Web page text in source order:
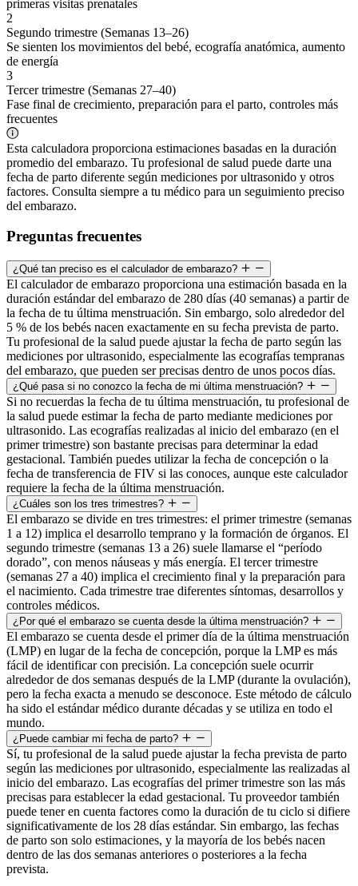
primeras visitas prenatales
2
Segundo trimestre (Semanas 13–26)
Se sienten los movimientos del bebé, ecografía anatómica, aumento
de energía
3
Tercer trimestre (Semanas 27–40)
Fase final de crecimiento, preparación para el parto, controles más
frecuentes
Esta calculadora proporciona estimaciones basadas en la duración
promedio del embarazo. Tu profesional de salud puede darte una
fecha de parto diferente según mediciones por ultrasonido y otros
factores. Consulta siempre a tu médico para un seguimiento preciso
del embarazo.
Preguntas frecuentes
¿Qué tan preciso es el calculador de embarazo?
El calculador de embarazo proporciona una estimación basada en la
duración estándar del embarazo de 280 días (40 semanas) a partir de
la fecha de tu última menstruación. Sin embargo, solo alrededor del
5 % de los bebés nacen exactamente en su fecha prevista de parto.
Tu profesional de la salud puede ajustar la fecha de parto según las
mediciones por ultrasonido, especialmente las ecografías tempranas
del embarazo, que pueden ser precisas dentro de unos pocos días.
¿Qué pasa si no conozco la fecha de mi última menstruación?
Si no recuerdas la fecha de tu última menstruación, tu profesional de
la salud puede estimar la fecha de parto mediante mediciones por
ultrasonido. Las ecografías realizadas al inicio del embarazo (en el
primer trimestre) son bastante precisas para determinar la edad
gestacional. También puedes utilizar la fecha de concepción o la
fecha de transferencia de FIV si las conoces, aunque este calculador
requiere la fecha de la última menstruación.
¿Cuáles son los tres trimestres?
El embarazo se divide en tres trimestres: el primer trimestre (semanas
1 a 12) implica el desarrollo temprano y la formación de órganos. El
segundo trimestre (semanas 13 a 26) suele llamarse el “período
dorado”, con menos náuseas y más energía. El tercer trimestre
(semanas 27 a 40) implica el crecimiento final y la preparación para
el nacimiento. Cada trimestre trae diferentes síntomas, desarrollos y
controles médicos.
¿Por qué el embarazo se cuenta desde la última menstruación?
El embarazo se cuenta desde el primer día de la última menstruación
(LMP) en lugar de la fecha de concepción, porque la LMP es más
fácil de identificar con precisión. La concepción suele ocurrir
alrededor de dos semanas después de la LMP (durante la ovulación),
pero la fecha exacta a menudo se desconoce. Este método de cálculo
ha sido el estándar médico durante décadas y se utiliza en todo el
mundo.
¿Puede cambiar mi fecha de parto?
Sí, tu profesional de la salud puede ajustar la fecha prevista de parto
según las mediciones por ultrasonido, especialmente las realizadas al
inicio del embarazo. Las ecografías del primer trimestre son las más
precisas para establecer la edad gestacional. Tu proveedor también
puede tener en cuenta factores como la duración de tu ciclo si difiere
significativamente de los 28 días estándar. Sin embargo, las fechas
de parto son solo estimaciones, y la mayoría de los bebés nacen
dentro de las dos semanas anteriores o posteriores a la fecha
prevista.